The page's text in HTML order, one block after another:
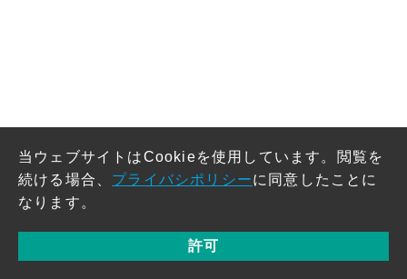
当ウェブサイトはCookieを使用しています。閲覧を
続ける場合、 プライバシポリシーに同意したことに
なります。
許可